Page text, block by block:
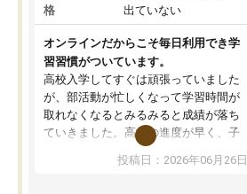
格
出ていない
オンラインだからこそ毎日利用でき学
習習慣がついています。
高校入学してすぐは頑張っていました
が、部活動が忙しくなって学習時間が
取れなくなるとみるみると成績が落ち
ていきました。高校の進度が早く、子
供も家に帰って勉強の話すると嫌な反
応を示します。東大先生にお願いして
投稿日：2026年06月26日